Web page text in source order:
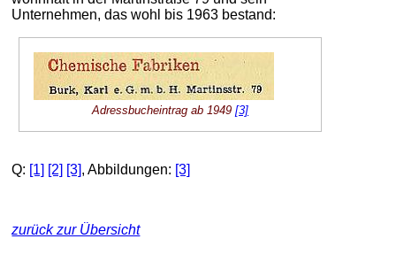
Unternehmen, das wohl bis 1963 bestand:
Adressbucheintrag ab 1949[3]
Q: [1] [2] [3], Abbildungen: [3]
zurück zur Übersicht